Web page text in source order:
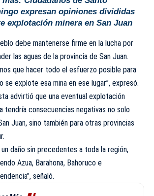
expresan opiniones divididas
explotación minera en San Juan
debe mantenerse firme en la lucha por
las aguas de la provincia de San Juan.
que hacer todo el esfuerzo posible para
se explote esa mina en ese lugar”, expresó.
advirtió que una eventual explotación
tendría consecuencias negativas no solo
Juan, sino también para otras provincias
un daño sin precedentes a toda la región,
Azua, Barahona, Bahoruco e
señaló.